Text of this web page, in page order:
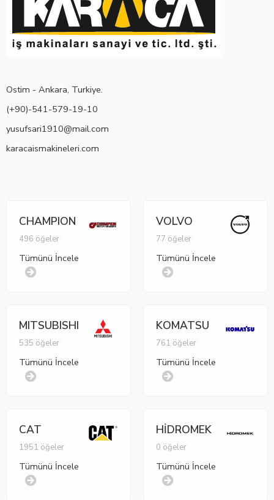
Ostim - Ankara, Turkiye.
(+90)-541-579-19-10
yusufsari1910@mail.com
karacaismakineleri.com
CHAMPION
496 öğeler
Tümünü İncele
VOLVO
77 öğeler
Tümünü İncele
MITSUBISHI
535 öğeler
Tümünü İncele
KOMATSU
761 öğeler
Tümünü İncele
CAT
1951 öğeler
Tümünü İncele
HİDROMEK
0 öğeler
Tümünü İncele